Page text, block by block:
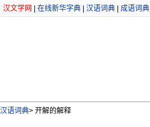
汉文学网 在线新华字典 汉语词典 成语词典
汉语词典> 开解的解释